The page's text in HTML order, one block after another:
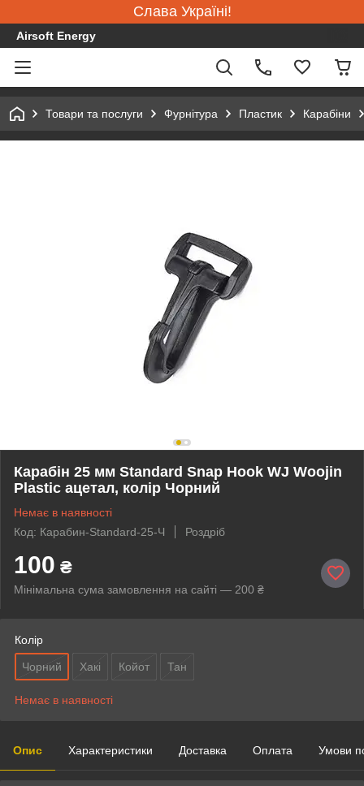
Слава Україні!
Airsoft Energy
Товари та послуги Фурнітура Пластик Карабіни
Карабін 25 мм Standard Snap Hook WJ Woojin
Plastic ацетал, колір Чорний
Немає в наявності
Код: Карабин-Standard-25-Ч
Роздріб
100 ₴
Мінімальна сума замовлення на сайті — 200 ₴
Колір
Чорний Хакі Койот Тан
Немає в наявності
Опис Характеристики Доставка Оплата Умови